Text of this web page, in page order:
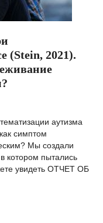
(Stein, 2021).
аутизма
симптом
Мы создали
котором пытались
увидеть ОТЧЕТ ОБ